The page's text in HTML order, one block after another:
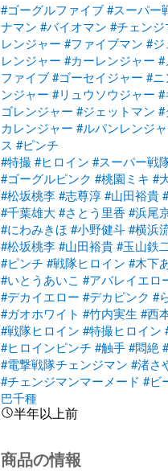
#ゴーグルファイブ #スーパー
ナマン #バイオマン #チェンジ
レンジャー #ファイブマン #ジ
レンジャー #カーレンジャー #
ファイブ #ゴーセイジャー #ニ
ンジャー #リュウソウジャー #
ゴレンジャー #ジェットマン #
カレンジャー #ルパンレンジ
ス #ピンチ
#特撮 #ヒロイン #スーパー戦
#ゴーグルピンク #桃園ミキ #
#松坂桃李 #志尊淳 #山田裕貴
#千葉雄大 #さとう里香 #浜尾
#にわみきほ #小野健斗 #横浜
#松坂桃李 #山田裕貴 #玉山鉄
#ピンチ #戦隊ヒロイン #木下
#いとうあいこ #アバレイエロ
#デカイエロー #デカピンク #
#ガオホワイト #竹内実生 #西
#戦隊ヒロイン #特撮ヒロイン
#ヒロインピンチ #触手 #悶絶
#電撃戦隊チェンジマン #渚さ
#チェンジマンマーメード #ビ
巴千種
半年以上前
商品の情報